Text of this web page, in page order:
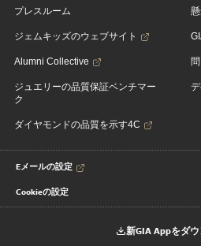
プレスルーム
ジェムキッズのウェブサイト
Alumni Collective
ジュエリーの品質保証ベンチマー
ク
ダイヤモンドの品質を示す4C
Eメールの設定
Cookieの設定
新GIA Appをダ